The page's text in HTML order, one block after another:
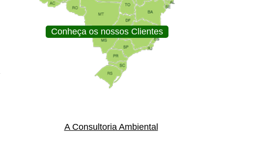
Conheça os nossos Clientes
A Consultoria Ambiental